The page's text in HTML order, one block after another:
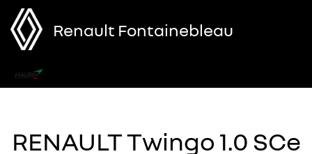
Renault Fontainebleau
RENAULT Twingo 1.0 SCe